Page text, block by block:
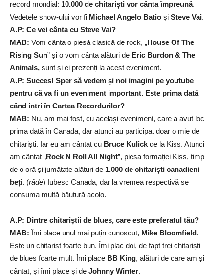
record mondial: 10.000 de chitariști vor cânta împreună.
Vedetele show-ului vor fi Michael Angelo Batio și Steve Vai.
A.P: Ce vei cânta cu Steve Vai?
MAB: Vom cânta o piesă clasică de rock, „House Of The
Rising Sun” și o vom cânta alături de Eric Burdon & The
Animals, sunt și ei prezenți la acest eveniment.
A.P: Succes! Sper să vedem și noi imagini pe youtube
pentru că va fi un eveniment important. Este prima dată
când intri în Cartea Recordurilor?
MAB: Nu, am mai fost, cu același eveniment, care a avut loc
prima dată în Canada, dar atunci au participat doar o mie de
chitariști. Iar eu am cântat cu Bruce Kulick de la Kiss. Atunci
am cântat „Rock N Roll All Night”, piesa formației Kiss, timp
de o oră și jumătate alături de 1.000 de chitariști canadieni
beți. (râde) Iubesc Canada, dar la vremea respectivă se
consuma multă băutură acolo.
A.P: Dintre chitariștii de blues, care este preferatul tău?
MAB: Îmi place unul mai puțin cunoscut, Mike Bloomfield.
Este un chitarist foarte bun. Îmi plac doi, de fapt trei chitariști
de blues foarte mult. Îmi place BB King, alături de care am și
cântat, și îmi place și de Johnny Winter.